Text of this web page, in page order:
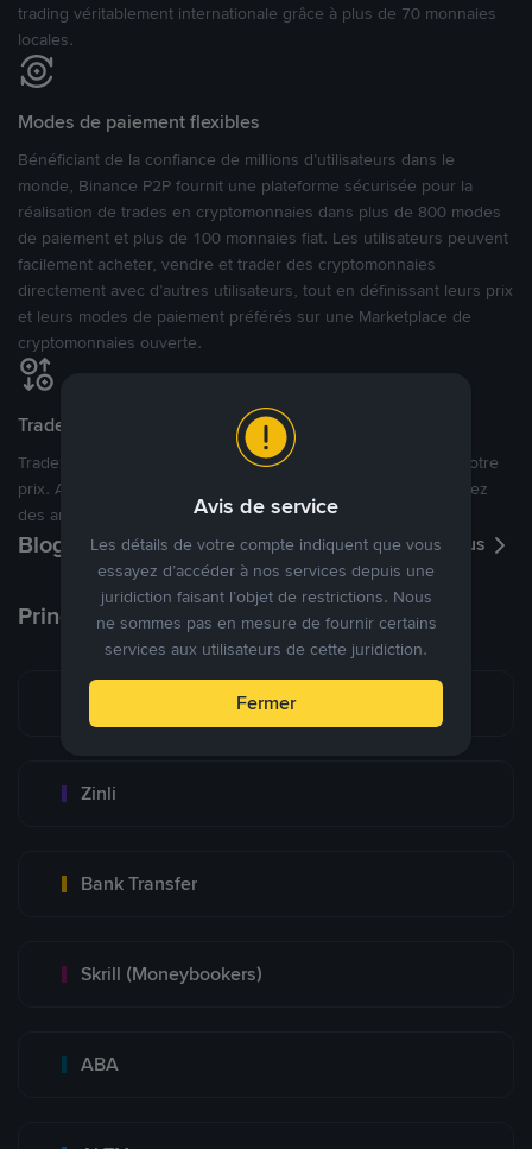
trading véritablement internationale grâce à plus de 70 monnaies
locales.
Modes de paiement flexibles
Bénéficiant de la confiance de millions d’utilisateurs dans le
monde, Binance P2P fournit une plateforme sécurisée pour la
réalisation de trades en cryptomonnaies dans plus de 800 modes
de paiement et plus de 100 monnaies fiat. Les utilisateurs peuvent
facilement acheter, vendre et trader des cryptomonnaies
directement avec d’autres utilisateurs, tout en définissant leurs prix
et leurs modes de paiement préférés sur une Marketplace de
cryptomonnaies ouverte.
Tradez à des prix avantageux pour vous
Tradez des cryptos en étant libres d’acheter et de vendre à votre
prix. Achetez ou vendez à partir des offres existantes, ou créez
des annonces commerciales pour fixer vos propres prix.
Blog P2P Voir plus
Principaux modes de paiement
Zinli
Bank Transfer
Skrill (Moneybookers)
ABA
Avis de service
Les détails de votre compte indiquent que vous
essayez d’accéder à nos services depuis une
juridiction faisant l’objet de restrictions. Nous
ne sommes pas en mesure de fournir certains
services aux utilisateurs de cette juridiction.
Fermer